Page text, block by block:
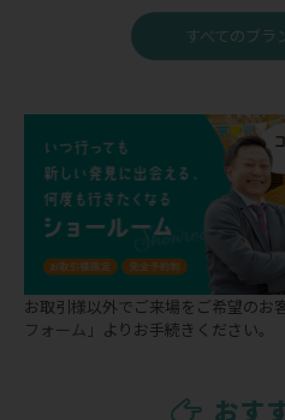
すべてのブラ
お取引様以外でご来場をご希望のお
フォーム」 よりお手続きください。
おす